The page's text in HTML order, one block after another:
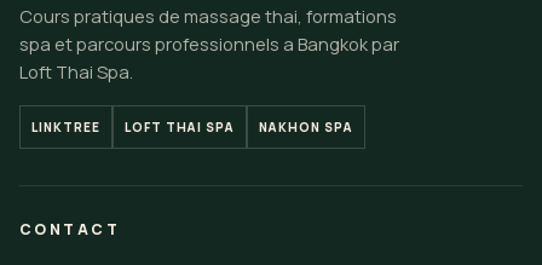
Cours pratiques de massage thai, formations
spa et parcours professionnels a Bangkok par
Loft Thai Spa.
LINKTREE LOFT THAI SPA NAKHON SPA
CONTACT